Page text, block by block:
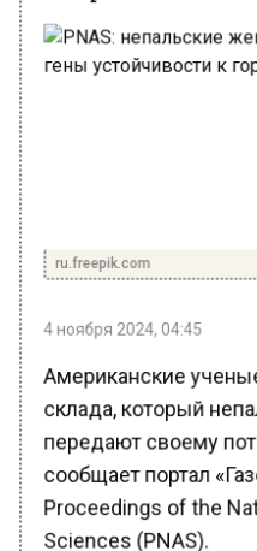
склада, который
передают своему
сообщает портал
Proceedings of the
Sciences (PNAS).